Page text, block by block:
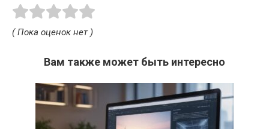
( Пока оценок нет )
Вам также может быть интересно